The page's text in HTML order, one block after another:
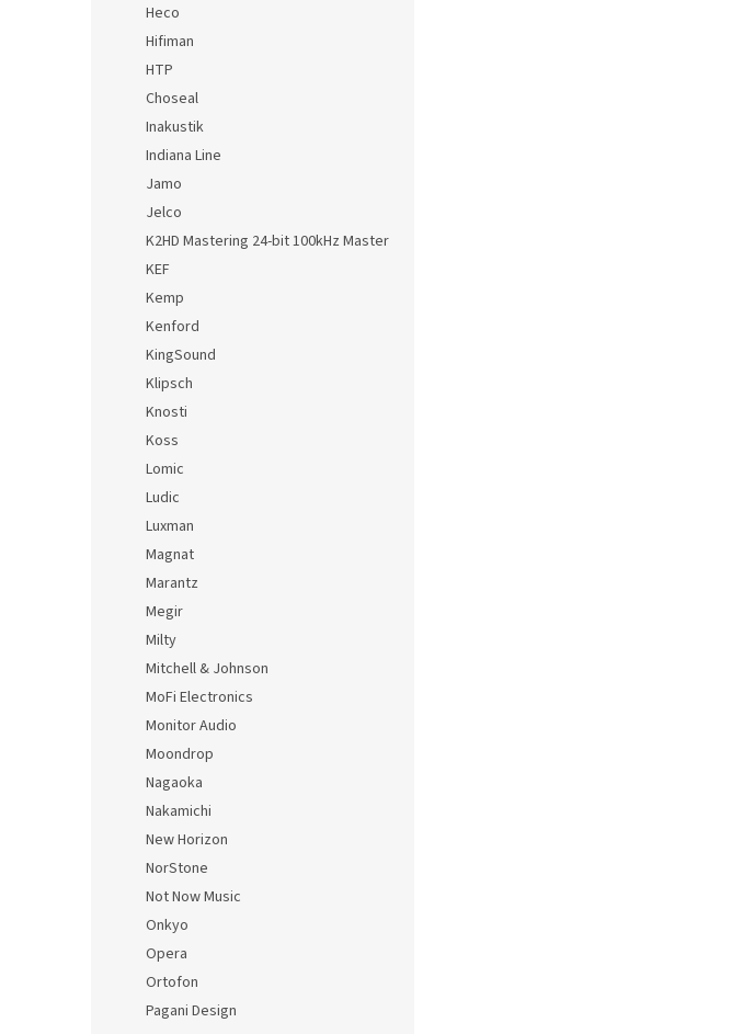
Heco
Hifiman
HTP
Choseal
Inakustik
Indiana Line
Jamo
Jelco
K2HD Mastering 24-bit 100kHz Master
KEF
Kemp
Kenford
KingSound
Klipsch
Knosti
Koss
Lomic
Ludic
Luxman
Magnat
Marantz
Megir
Milty
Mitchell & Johnson
MoFi Electronics
Monitor Audio
Moondrop
Nagaoka
Nakamichi
New Horizon
NorStone
Not Now Music
Onkyo
Opera
Ortofon
Pagani Design